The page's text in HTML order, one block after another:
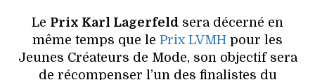
Le Prix Karl Lagerfeld sera décerné en
même temps que le Prix LVMH pour les
Jeunes Créateurs de Mode, son objectif sera
de récompenser l’un des finalistes du